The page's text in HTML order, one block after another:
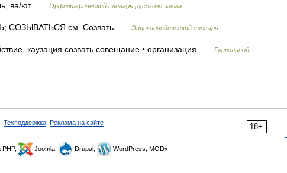
ва/ют … Орфографический словарь русского языка
СОЗЫВАТЬСЯ см. Созвать … Энциклопедический словарь
каузация созвать совещание • организация …
Глагольной
18+
Техподдержка Реклама на сайте
PHP, Joomla, Drupal, WordPress, MODx.